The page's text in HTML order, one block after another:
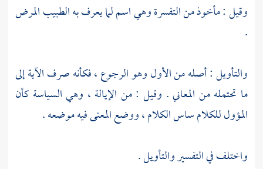
وقيل : مأخوذ من التفسرة وهي اسم لما يعرف به الطبيب المرض
.
والتأويل : أصله من الأول وهو الرجوع ، فكأنه صرف الآية إلى
ما تحتمله من المعاني . وقيل : من الإيالة ، وهي السياسة كأن
المؤول للكلام ساس الكلام ، ووضع المعنى فيه موضعه .
واختلف في التفسير والتأويل .